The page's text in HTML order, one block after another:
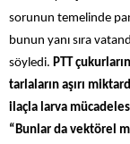
sorunun temelinde
bunun yanı sıra
söyledi. PTT
tarlaların aşırı
ilaçla larva
“Bunlar da vektörel